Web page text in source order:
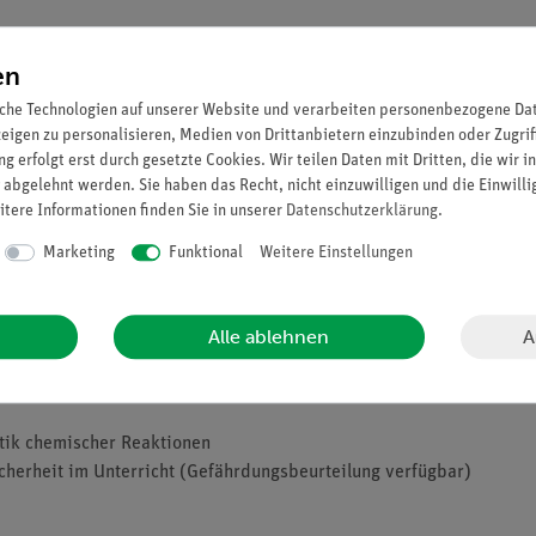
u.a. abhängig von Reaktionstemperatur und
Einflussgrößen auf die Reaktionsgeschwindigkeit. Allgemein
Reaktion ab. Bei einfachen Reaktionen (erster Ordnung)
der sogenannten Landolt-Reaktion bei
Bildung von Iod aus Iodsäure und schwefliger Säure.
Reaktion umso schneller abläuft, je höher die
zwischen Konzentration und Reaktionsgeschwindigkeit
chemischer Reaktionen
im Unterricht (Gefährdungsbeurteilung verfügbar)
Technologien auf unserer Website und verarbeiten personenbezogene
zu personalisieren, Medien von Drittanbietern einzubinden oder
erfolgt erst durch gesetzte Cookies. Wir teilen Daten mit Dritten, die wir
werden. Sie haben das Recht, nicht einzuwilligen und die
Informationen finden Sie in unserer Daten­schutz­erklärung.
Marketing Funktional Weitere Einstellungen
Alle ablehnen